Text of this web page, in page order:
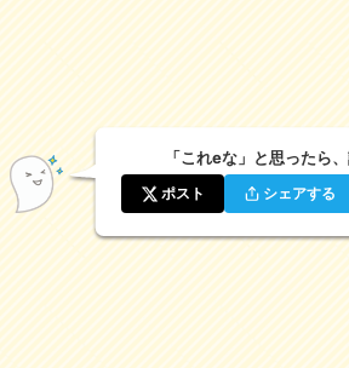
「これeな」と思ったら
ポスト シェアする